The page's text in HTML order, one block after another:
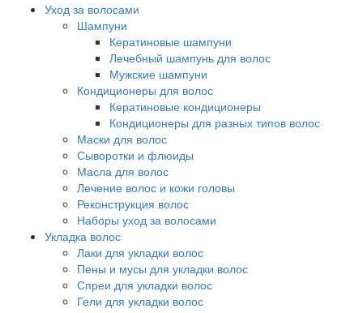
Уход за волосами
Шампуни
Кератиновые шампуни
Лечебный шампунь для волос
Мужские шампуни
Кондиционеры для волос
Кератиновые кондиционеры
Кондиционеры для разных типов волос
Маски для волос
Сыворотки и флюиды
Масла для волос
Лечение волос и кожи головы
Реконструкция волос
Наборы уход за волосами
Укладка волос
Лаки для укладки волос
Пены и мусы для укладки волос
Спреи для укладки волос
Гели для укладки волос